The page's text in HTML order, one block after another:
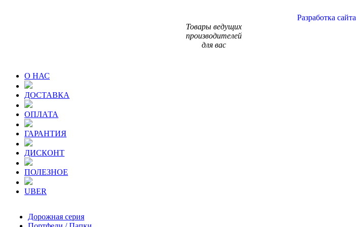
Разработка сайта
Товары ведущих
производителей
для вас
О НАС
ДОСТАВКА
ОПЛАТА
ГАРАНТИЯ
ДИСКОНТ
ПОЛЕЗНОЕ
UBER
Дорожная серия